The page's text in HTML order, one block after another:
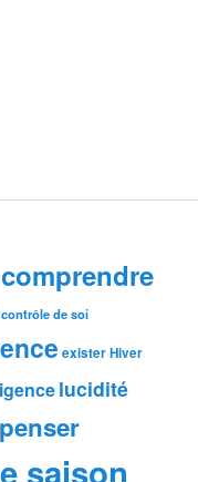
comprendre
contrôle de soi
existerHiver
lucidité
penser
saison